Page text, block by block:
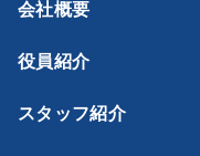
会社概要
役員紹介
スタッフ紹介